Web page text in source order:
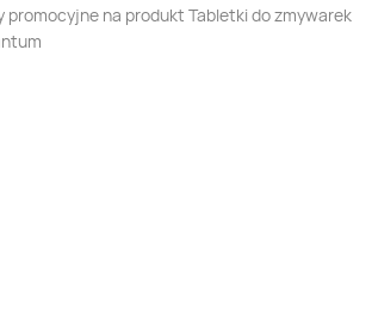
promocyjne na produkt Tabletki do zmywarek